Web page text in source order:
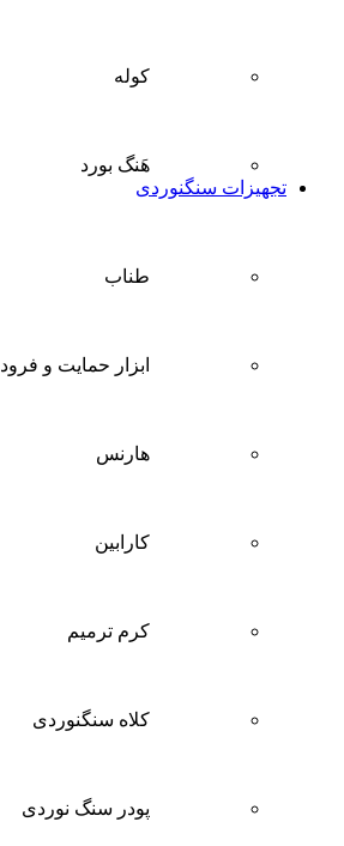
کوله
هَنگ بورد
تجهیزات سنگنوردی
طناب
ابزار حمایت و فرود
هارنس
کارابین
کرم ترمیم
کلاه سنگنوردی
پودر سنگ نوردی